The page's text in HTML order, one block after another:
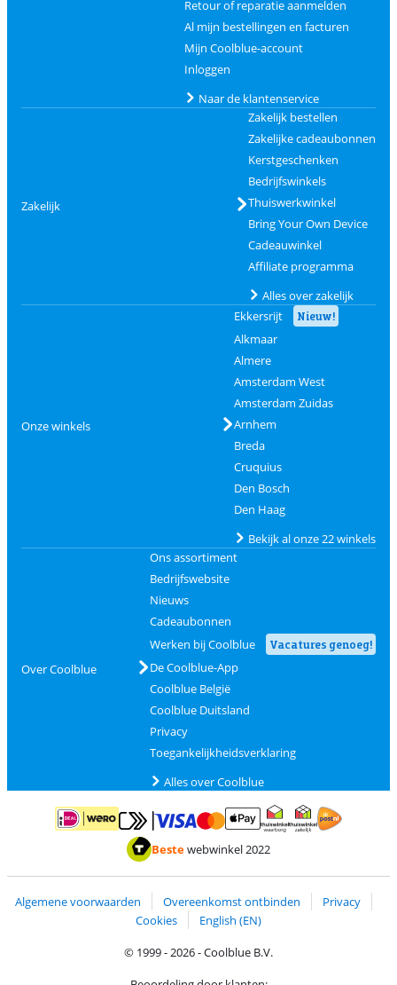
Retour of reparatie aanmelden
Al mijn bestellingen en facturen
Mijn Coolblue-account
Inloggen
Naar de klantenservice
Zakelijk
Zakelijk bestellen
Zakelijke cadeaubonnen
Kerstgeschenken
Bedrijfswinkels
Thuiswerkwinkel
Bring Your Own Device
Cadeauwinkel
Affiliate programma
Alles over zakelijk
Onze winkels
Ekkersrijt Nieuw!
Alkmaar
Almere
Amsterdam West
Amsterdam Zuidas
Arnhem
Breda
Cruquius
Den Bosch
Den Haag
Bekijk al onze 22 winkels
Over Coolblue
Ons assortiment
Bedrijfswebsite
Nieuws
Cadeaubonnen
Werken bij Coolblue
Vacatures genoeg!
De Coolblue-App
Coolblue België
Coolblue Duitsland
Privacy
Toegankelijkheidsverklaring
Alles over Coolblue
Betalen met iDEAL | WeroBetalen met MasterCard en Visa via ClickToPay
Betalen met ApplePay
Thuiswinkel waarborg
Bestewebwinkel 2022
Algemene voorwaarden Overeenkomst ontbinden
Privacy
Cookies
English (EN)
© 1999 - 2026 - Coolblue B.V.